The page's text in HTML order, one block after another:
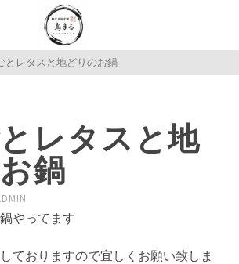
とレタスと地どりのお鍋
レタスと地
鍋
やってます
ておりますので宜しくお願い致しま